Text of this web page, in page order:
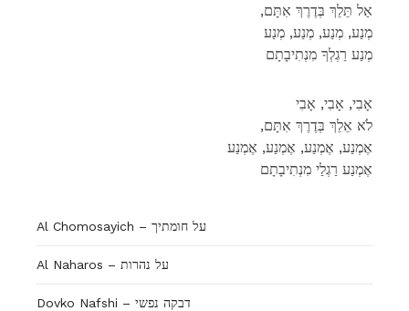
,אַל תֵּלֵךְ בְּדֶרֶךְ אִתָּם
מְנַע, מְנַע, מְנַע, מְנַע
מְנַע רַגְלְךָ מִנְתִיבָתָם
אָבִי, אָבִי, אָבִי
,לֹא אֵלֵךְ בְּדֶרֶךְ אִתָּם
אֶמְנַע, אֶמְנַע, אֶמְנַע, אֶמְנַע
אֶמְנַע רַגְלַי מִנְתִיבָתָם
Al Chomosayich – על חומתיך
Al Naharos – על נהרות
Dovko Nafshi – דבקה נפשי